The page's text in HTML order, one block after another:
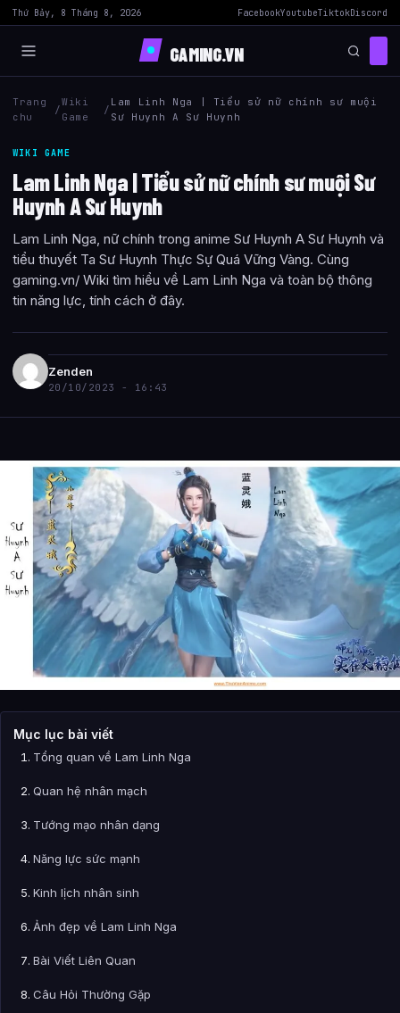
Thứ Bảy, 8 Tháng 8, 2026 FacebookYoutubeTiktokDiscord
GAMING.VN
Trang
chu
/
Wiki
Game
/
Lam Linh Nga | Tiểu sử nữ chính sư muội
Sư Huynh A Sư Huynh
WIKI GAME
Lam Linh Nga | Tiểu sử nữ chính sư muội Sư
Huynh A Sư Huynh
Lam Linh Nga, nữ chính trong anime Sư Huynh A Sư Huynh và
tiểu thuyết Ta Sư Huynh Thực Sự Quá Vững Vàng. Cùng
gaming.vn/ Wiki tìm hiểu về Lam Linh Nga và toàn bộ thông
tin năng lực, tính cách ở đây.
Zenden
20/10/2023 - 16:43
Mục lục bài viết
Tổng quan về Lam Linh Nga
Quan hệ nhân mạch
Tướng mạo nhân dạng
Năng lực sức mạnh
Kinh lịch nhân sinh
Ảnh đẹp về Lam Linh Nga
Bài Viết Liên Quan
Câu Hỏi Thường Gặp